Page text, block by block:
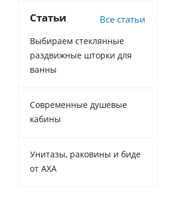
Статьи Все статьи
Выбираем стеклянные
раздвижные шторки для
ванны
Современные душевые
кабины
Унитазы, раковины и биде
от AXA